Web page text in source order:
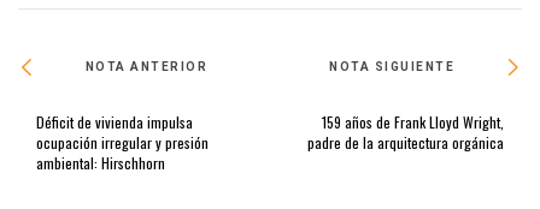
NOTA ANTERIOR
Déficit de vivienda impulsa
ocupación irregular y presión
ambiental: Hirschhorn
NOTA SIGUIENTE
159 años de Frank Lloyd Wright,
padre de la arquitectura orgánica